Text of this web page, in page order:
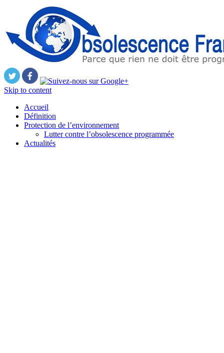
Skip to content
Accueil
Définition
Protection de l’environnement
Lutter contre l’obsolescence programmée
Actualités